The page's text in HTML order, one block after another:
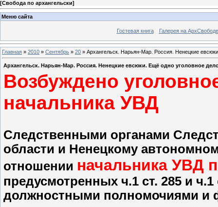
[Свобода по архангельски]
Меню сайта
Гостевая книга Галерея на АрхСвободе
Главная » 2010 » Сентябрь » 20 » Архангельск. Нарьян-Мар. Россия. Ненецкие
Архангельск. Нарьян-Мар. Россия. Ненецкие евсюки. Ещё одно уголовное
Возбуждено
начальника УВД
Следственными органами
области и Ненецкому
отношении начальника УВД
предусмотренных ч.1 ст. 285 и
должностными полномочиями и